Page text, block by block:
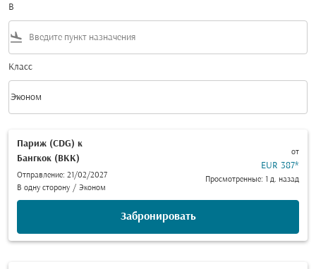
В
flight_land
Класс
Класс option Эконом Selected
Эконом
keyboard_arrow_down
Париж (CDG) к
Бангкок (BKK)
Отправление: 21/02/2027
В одну сторону / Эконом
от
EUR 387*
Просмотренные: 1 д. назад
Забронировать